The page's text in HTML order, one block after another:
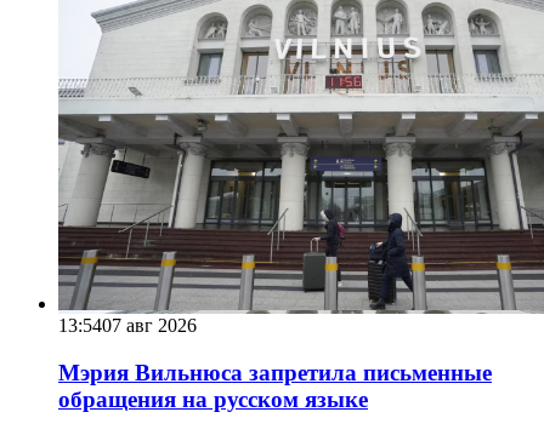
13:5407 авг 2026
Мэрия Вильнюса запретила письменные
обращения на русском языке